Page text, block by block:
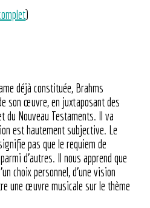
)
déjà constituée, Brahms
son œuvre, en juxtaposant des
du Nouveau Testaments. Il va
est hautement subjective. Le
pas que le requiem de
d’autres. Il nous apprend que
choix personnel, d’une vision
une œuvre musicale sur le thème